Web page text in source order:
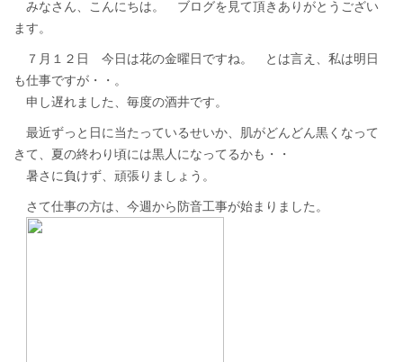
みなさん、こんにちは。 ブログを見て頂きありがとうござい
ます。
７月１２日 今日は花の金曜日ですね。 とは言え、私は明日
も仕事ですが・・。
申し遅れました、毎度の酒井です。
最近ずっと日に当たっているせいか、肌がどんどん黒くなって
きて、夏の終わり頃には黒人になってるかも・・
暑さに負けず、頑張りましょう。
さて仕事の方は、今週から防音工事が始まりました。